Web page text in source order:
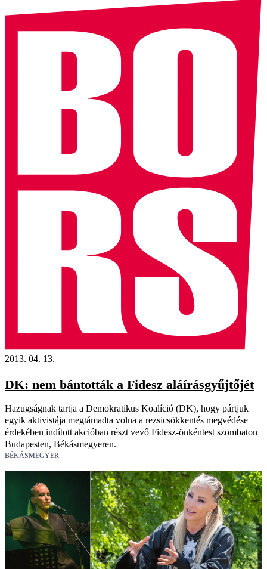
2013. 04. 13.
DK: nem bántották a Fidesz aláírásgyűjtőjét
Hazugságnak tartja a Demokratikus Koalíció (DK), hogy pártjuk
egyik aktivistája megtámadta volna a rezsicsökkentés megvédése
érdekében indított akcióban részt vevő Fidesz-önkéntest szombaton
Budapesten, Békásmegyeren.
BÉKÁSMEGYER